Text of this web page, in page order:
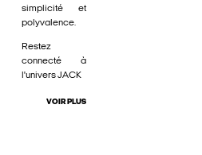
simplicité et
polyvalence.
Restez
connecté à
l'univers JACK
VOIR PLUS